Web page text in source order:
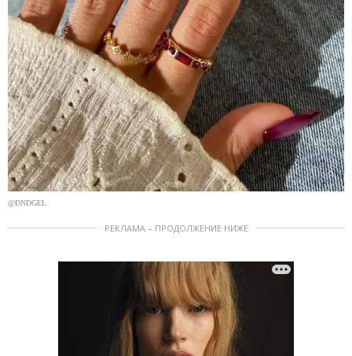
@DNDGEL
РЕКЛАМА – ПРОДОЛЖЕНИЕ НИЖЕ